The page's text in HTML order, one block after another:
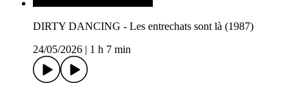
DIRTY DANCING - Les entrechats sont là (1987)
24/05/2026
1 h 7 min